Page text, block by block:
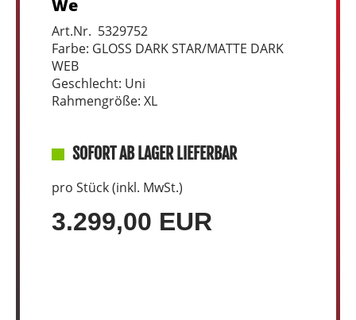
We
Art.Nr. 5329752
Farbe: GLOSS DARK STAR/MATTE DARK
WEB
Geschlecht: Uni
Rahmengröße: XL
SOFORT AB LAGER LIEFERBAR
pro Stück (inkl. MwSt.)
3.299,00 EUR